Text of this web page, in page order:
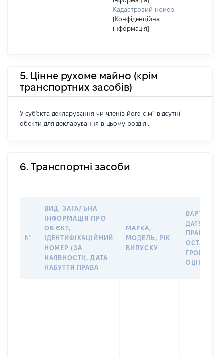
Кадастровий номер:
[Конфіденційна
інформація]
5. Цінне рухоме майно (крім
транспортних засобів)
У суб'єкта декларування чи членів його сім'ї відсутні
об'єкти для декларування в цьому розділі.
6. Транспортні засоби
№
ВИД, ЗАГАЛЬНА
ІНФОРМАЦІЯ ПРО
ОБʼЄКТ,
ІДЕНТИФІКАЦІЙНИЙ
НОМЕР (ЗА
НАЯВНОСТІ), ДАТА
НАБУТТЯ ПРАВА
МАРКА,
МОДЕЛЬ, РІК
ВИПУСКУ
ДАТУ
ПРАВА